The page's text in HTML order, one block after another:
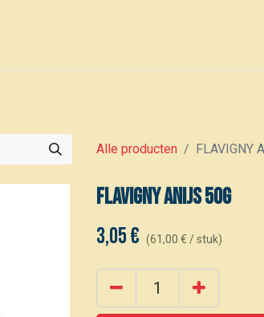
Alle producten FLAVIGNY
FLAVIGNY Anijs 50g
3,05€ (61,00 € /stuk)